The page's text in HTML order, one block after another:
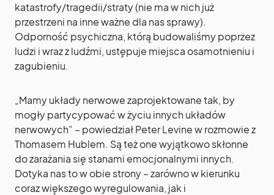
katastrofy/tragedii/straty (nie ma w nich już
przestrzeni na inne ważne dla nas sprawy).
Odporność psychiczna, którą budowaliśmy poprzez
ludzi i wraz z ludźmi, ustępuje miejsca osamotnieniu i
zagubieniu.
„Mamy układy nerwowe zaprojektowane tak, by
mogły partycypować w życiu innych układów
nerwowych” – powiedział Peter Levine w rozmowie z
Thomasem Hublem. Są też one wyjątkowo skłonne
do zarażania się stanami emocjonalnymi innych.
Dotyka nas to w obie strony – zarówno w kierunku
coraz większego wyregulowania, jak i